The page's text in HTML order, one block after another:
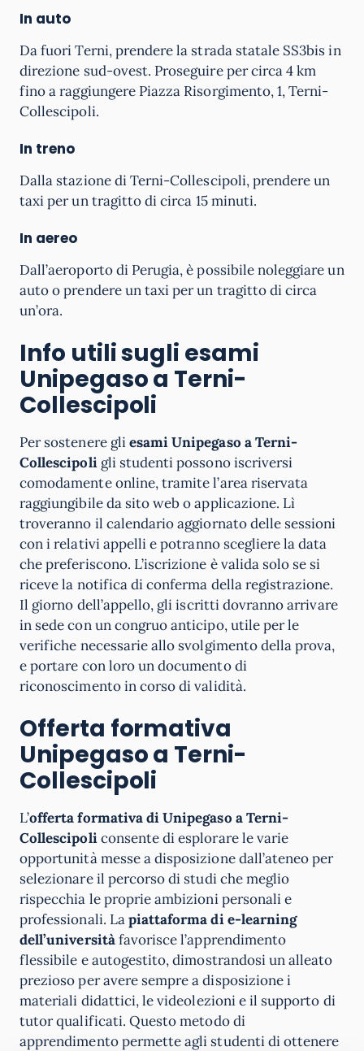
In auto
Da fuori Terni, prendere la strada statale SS3bis in
direzione sud-ovest. Proseguire per circa 4 km
fino a raggiungere Piazza Risorgimento, 1, Terni-
Collescipoli.
In treno
Dalla stazione di Terni-Collescipoli, prendere un
taxi per un tragitto di circa 15 minuti.
In aereo
Dall’aeroporto di Perugia, è possibile noleggiare un
auto o prendere un taxi per un tragitto di circa
un’ora.
Info utili sugli esami
Unipegaso a Terni-
Collescipoli
Per sostenere gliesami Unipegaso a Terni-
Collescipoligli studenti possono iscriversi
comodamente online, tramite l’area riservata
raggiungibile da sito web o applicazione. Lì
troveranno il calendario aggiornato delle sessioni
con i relativi appelli e potranno scegliere la data
che preferiscono. L’iscrizione è valida solo se si
riceve la notifica di conferma della registrazione.
Il giorno dell’appello, gli iscritti dovranno arrivare
in sede con un congruo anticipo, utile per le
verifiche necessarie allo svolgimento della prova,
e portare con loro un documento di
riconoscimento in corso di validità.
Offerta formativa
Unipegaso a Terni-
Collescipoli
L’offerta formativa di Unipegaso a Terni-
Collescipoliconsente di esplorare le varie
opportunità messe a disposizione dall’ateneo per
selezionare il percorso di studi che meglio
rispecchia le proprie ambizioni personali e
professionali. Lapiattaforma di e-learning
dell’universitàfavorisce l’apprendimento
flessibile e autogestito, dimostrandosi un alleato
prezioso per avere sempre a disposizione i
materiali didattici, le videolezioni e il supporto di
tutor qualificati. Questo metodo di
apprendimento permette agli studenti di ottenere